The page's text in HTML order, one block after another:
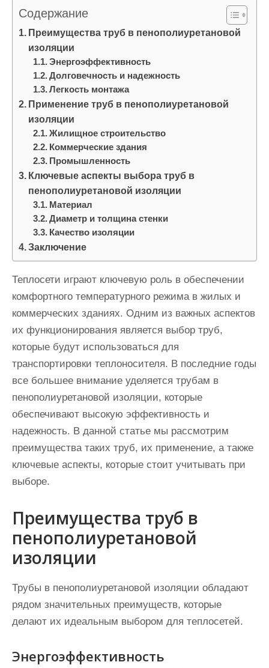
Содержание
Преимущества труб в пенополиуретановой
изоляции
Энергоэффективность
Долговечность и надежность
Легкость монтажа
Применение труб в пенополиуретановой
изоляции
Жилищное строительство
Коммерческие здания
Промышленность
Ключевые аспекты выбора труб в
пенополиуретановой изоляции
Материал
Диаметр и толщина стенки
Качество изоляции
Заключение
Теплосети играют ключевую роль в обеспечении
комфортного температурного режима в жилых и
коммерческих зданиях. Одним из важных аспектов
их функционирования является выбор труб,
которые будут использоваться для
транспортировки теплоносителя. В последние годы
все большее внимание уделяется трубам в
пенополиуретановой изоляции, которые
обеспечивают высокую эффективность и
надежность. В данной статье мы рассмотрим
преимущества таких труб, их применение, а также
ключевые аспекты, которые стоит учитывать при
выборе.
Преимущества труб в
пенополиуретановой
изоляции
Трубы в пенополиуретановой изоляции обладают
рядом значительных преимуществ, которые
делают их идеальным выбором для теплосетей.
Энергоэффективность